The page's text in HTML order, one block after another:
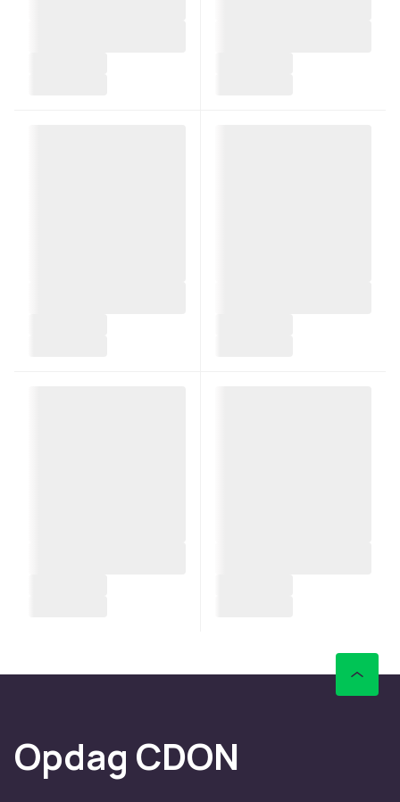
Opdag CDON